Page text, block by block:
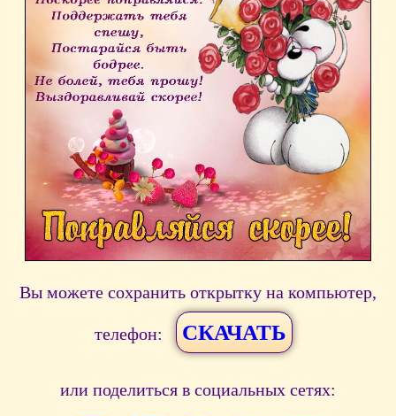
Вы можете сохранить открытку на компьютер,
телефон: СКАЧАТЬ
или поделиться в социальных сетях: